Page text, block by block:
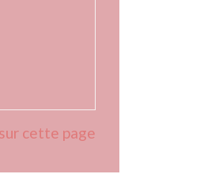
cette page